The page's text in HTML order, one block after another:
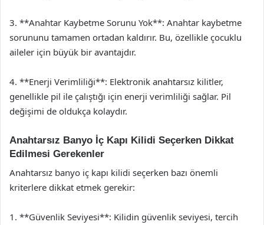
3. **Anahtar Kaybetme Sorunu Yok**: Anahtar kaybetme
sorununu tamamen ortadan kaldırır. Bu, özellikle çocuklu
aileler için büyük bir avantajdır.
4. **Enerji Verimliliği**: Elektronik anahtarsız kilitler,
genellikle pil ile çalıştığı için enerji verimliliği sağlar. Pil
değişimi de oldukça kolaydır.
Anahtarsız Banyo İç Kapı Kilidi Seçerken Dikkat
Edilmesi Gerekenler
Anahtarsız banyo iç kapı kilidi seçerken bazı önemli
kriterlere dikkat etmek gerekir:
1. **Güvenlik Seviyesi**: Kilidin güvenlik seviyesi, tercih